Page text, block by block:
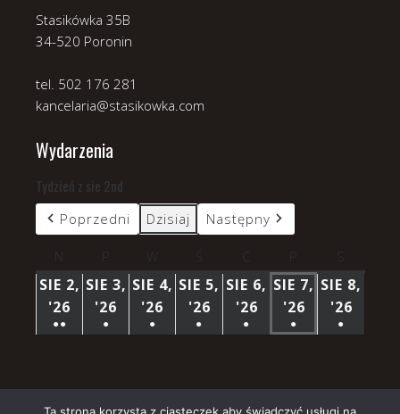
Stasikówka 35B
34-520 Poronin
tel. 502 176 281
kancelaria@stasikowka.com
Wydarzenia
Tydzień z sie 2nd
Poprzedni Dzisiaj Następny
SIE 2,
'26
SIERPNIA
●●
SIE 3,
'26
SIERPNIA
●
SIE 4,
'26
SIERPNIA
●
SIE 5,
'26
SIERPNIA
●
SIE 6,
'26
SIERPNIA
●
SIE 7,
'26
SIERPNIA
●
SIE 8,
'26
●